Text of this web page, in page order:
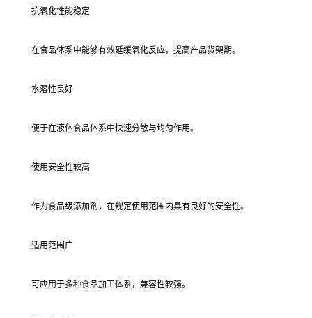
抗氧化性能稳定
在食品体系中能够有效延缓氧化反应，提高产品货架期。
水溶性良好
便于在液体食品体系中快速分散与均匀作用。
使用安全性较高
作为食品级添加剂，在规定使用范围内具有良好的安全性。
适用范围广
可应用于多种食品加工体系，兼容性较强。